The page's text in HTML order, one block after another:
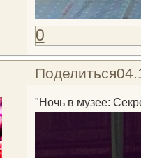
0
Поделиться
"Ночь в музее: